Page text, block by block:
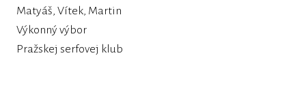
Matyáš, Vítek, Martin
Výkonný výbor
Pražskej serfovej klub